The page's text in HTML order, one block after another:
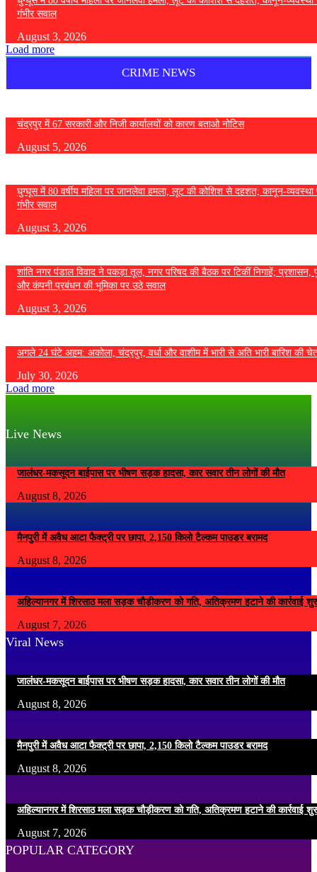
गंभीर सवाल
August 3, 2026
Load more
CRIME NEWS
चंद्रपुर में 67 सरकारी और निजी कार्यालयों को कारण बताओ नोटिस
August 5, 2026
घुग्घूस में 80 वर्षीय महिला पर जानलेवा हमला, लूट की कोशिश से दहशत; कानून-व्यवस्था
गंभीर सवाल
August 3, 2026
शांति नगर पंडाल विवाद ने पकड़ा तूल, नगर परिषद की बैठक पर टिकीं निगाहें; प्रशासन,
और कंपनी प्रबंधन की भूमिका पर उठे सवाल
August 3, 2026
अगले 24 घंटे अहम: अकोला, चंद्रपुर, वर्धा और वाशीम में भारी से अति भारी बारिश की
July 30, 2026
Load more
Live News
जालंधर-मकसूदन बाईपास पर भीषण सड़क हादसा, कार सवार तीन लोगों की मौत
August 8, 2026
मैनपुरी में अवैध आटा फैक्ट्री पर छापा, 2,150 किलो टैल्कम पाउडर बरामद
August 8, 2026
अहिल्यानगर में शिरसाठ मला सड़क चौड़ीकरण को गति, अतिक्रमण हटाने की कार्रवाई
August 7, 2026
Viral News
जालंधर-मकसूदन बाईपास पर भीषण सड़क हादसा, कार सवार तीन लोगों की मौत
August 8, 2026
मैनपुरी में अवैध आटा फैक्ट्री पर छापा, 2,150 किलो टैल्कम पाउडर बरामद
August 8, 2026
अहिल्यानगर में शिरसाठ मला सड़क चौड़ीकरण को गति, अतिक्रमण हटाने की कार्रवाई
August 7, 2026
POPULAR CATEGORY